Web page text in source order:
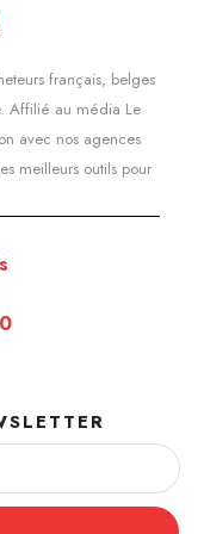
français, belges
Affilié au média Le
avec nos agences
meilleurs outils pour